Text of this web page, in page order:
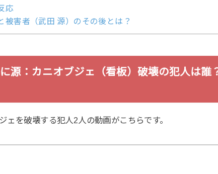
応
被害者（武田 源）のその後とは？
源：カニオブジェ（看板）破壊の犯人は誰
ェを破壊する犯人2人の動画がこちらです。